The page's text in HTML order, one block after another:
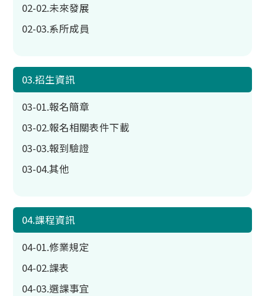
02-02.未來發展
02-03.系所成員
03.招生資訊
03-01.報名簡章
03-02.報名相關表件下載
03-03.報到驗證
03-04.其他
04.課程資訊
04-01.修業規定
04-02.課表
04-03.選課事宜